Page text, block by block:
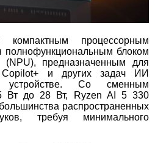
компактным процессорным
полнофункциональным блоком
(NPU), предназначенным для
Copilot+ и других задач ИИ
устройстве. Со сменным
Вт до 28 Вт, Ryzen AI 5 330
распространенных
требуя минимального